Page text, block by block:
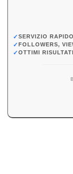
✓SERVIZIO
✓FOLLOWERS,
✓OTTIMI